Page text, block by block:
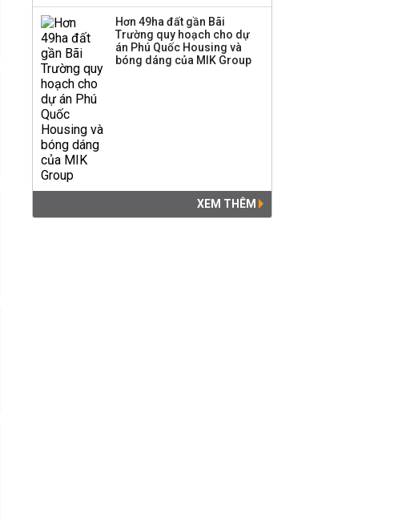
Hơn 49ha đất gần Bãi
Trường quy hoạch cho dự
án Phú Quốc Housing và
bóng dáng của MIK Group
XEM THÊM